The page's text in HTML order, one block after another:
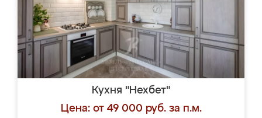
Кухня "Нехбет"
Цена: от 49 000 руб. за п.м.